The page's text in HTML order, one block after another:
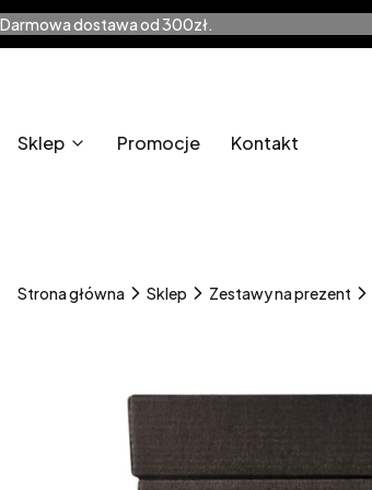
Darmowa dostawa od 300zł.
Sklep Promocje Kontakt
Strona główna Sklep Zestawy na prezent